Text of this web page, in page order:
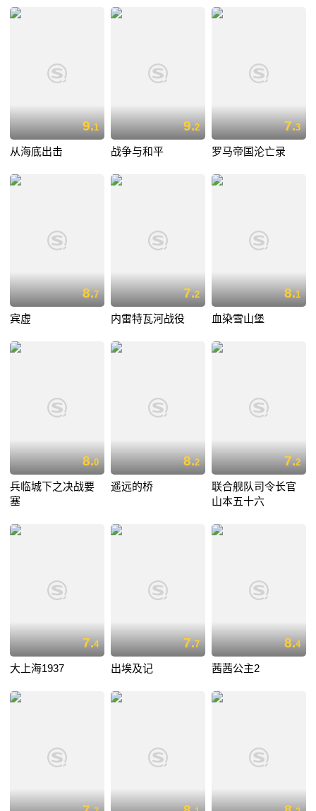
9.1
从海底出击
9.2
战争与和平
7.3
罗马帝国沦亡录
8.7
宾虚
7.2
内雷特瓦河战役
8.1
血染雪山堡
8.0
兵临城下之决战要
塞
8.2
遥远的桥
7.2
联合舰队司令长官
山本五十六
7.4
大上海1937
7.7
出埃及记
8.4
茜茜公主2